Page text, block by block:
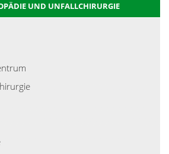
UND UNFALLCHIRURGIE